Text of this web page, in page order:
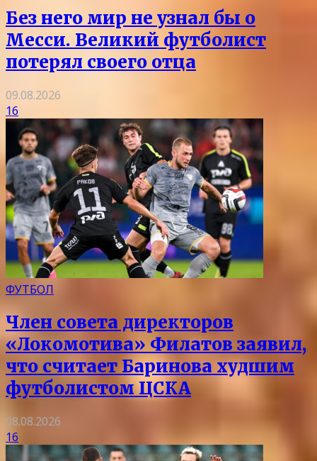
Без него мир не узнал бы о
Месси. Великий футболист
потерял своего отца
09.08.2026
16
ФУТБОЛ
Член совета директоров
«Локомотива» Филатов заявил,
что считает Баринова худшим
футболистом ЦСКА
08.08.2026
16